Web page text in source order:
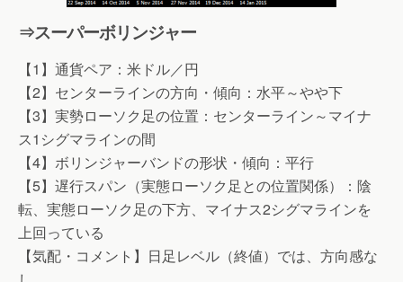
⇒スーパーボリンジャー
【1】通貨ペア：米ドル／円
【2】センターラインの方向・傾向：水平～やや下
【3】実勢ローソク足の位置：センターライン～マイナ
ス1シグマラインの間
【4】ボリンジャーバンドの形状・傾向：平行
【5】遅行スパン（実態ローソク足との位置関係）：陰
転、実態ローソク足の下方、マイナス2シグマラインを
上回っている
【気配・コメント】日足レベル（終値）では、方向感な